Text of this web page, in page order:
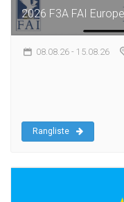
2026 F3A FAI
08.08.26 - 15.08.26
Rangliste